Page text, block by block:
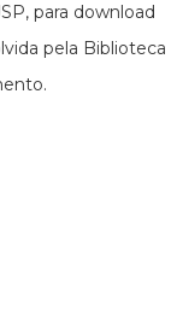
para download
pela Biblioteca